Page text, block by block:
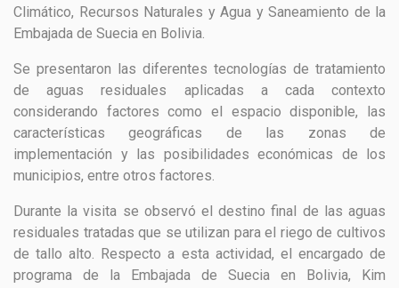
Climático, Recursos Naturales y Agua y Saneamiento de la
Embajada de Suecia en Bolivia.
Se presentaron las diferentes tecnologías de tratamiento
de aguas residuales aplicadas a cada contexto
considerando factores como el espacio disponible, las
características geográficas de las zonas de
implementación y las posibilidades económicas de los
municipios, entre otros factores.
Durante la visita se observó el destino final de las aguas
residuales tratadas que se utilizan para el riego de cultivos
de tallo alto. Respecto a esta actividad, el encargado de
programa de la Embajada de Suecia en Bolivia, Kim